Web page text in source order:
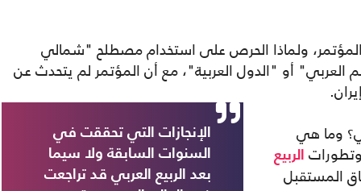
ولماذا الحرص على استخدام مصطلح "شمالي
أو "الدول العربية"، مع أن المؤتمر لم يتحدث عن
الإنجازات التي تحققت في
السنوات السابقة ولا سيما
بعد الربيع العربي قد تراجعت
وما هي
الربيع
المستقبل